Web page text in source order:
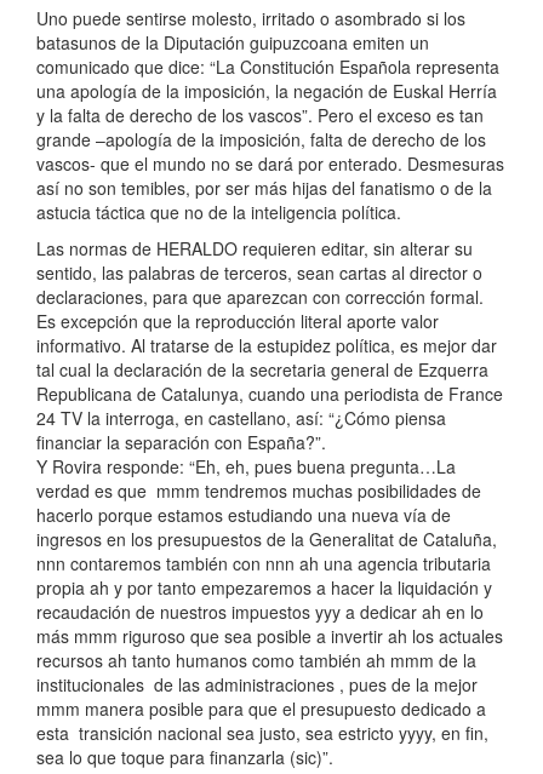
Uno puede sentirse molesto, irritado o asombrado si los
batasunos de la Diputación guipuzcoana emiten un
comunicado que dice: “La Constitución Española representa
una apología de la imposición, la negación de Euskal Herría
y la falta de derecho de los vascos”. Pero el exceso es tan
grande –apología de la imposición, falta de derecho de los
vascos- que el mundo no se dará por enterado. Desmesuras
así no son temibles, por ser más hijas del fanatismo o de la
astucia táctica que no de la inteligencia política.
Las normas de HERALDO requieren editar, sin alterar su
sentido, las palabras de terceros, sean cartas al director o
declaraciones, para que aparezcan con corrección formal.
Es excepción que la reproducción literal aporte valor
informativo. Al tratarse de la estupidez política, es mejor dar
tal cual la declaración de la secretaria general de Ezquerra
Republicana de Catalunya, cuando una periodista de France
24 TV la interroga, en castellano, así: “¿Cómo piensa
financiar la separación con España?”.
Y Rovira responde: “Eh, eh, pues buena pregunta…La
verdad es que mmm tendremos muchas posibilidades de
hacerlo porque estamos estudiando una nueva vía de
ingresos en los presupuestos de la Generalitat de Cataluña,
nnn contaremos también con nnn ah una agencia tributaria
propia ah y por tanto empezaremos a hacer la liquidación y
recaudación de nuestros impuestos yyy a dedicar ah en lo
más mmm riguroso que sea posible a invertir ah los actuales
recursos ah tanto humanos como también ah mmm de la
institucionales de las administraciones , pues de la mejor
mmm manera posible para que el presupuesto dedicado a
esta transición nacional sea justo, sea estricto yyyy, en fin,
sea lo que toque para finanzarla (sic)”.